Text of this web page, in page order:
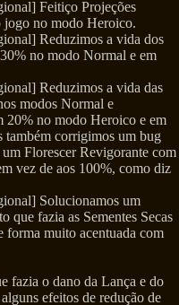
Feitiço Projeções
jogo no modo Heroico.
Reduzimos a vida dos
no modo Normal e em
Reduzimos a vida das
modos Normal e
20% no modo Heroico e em
corrigimos um bug
Florescer Revigorante com
vez de aos 100%, como diz
Solucionamos um
que fazia as Sementes Secas
forma muito acentuada com
fazia o dano da Lança e do
efeitos de redução de